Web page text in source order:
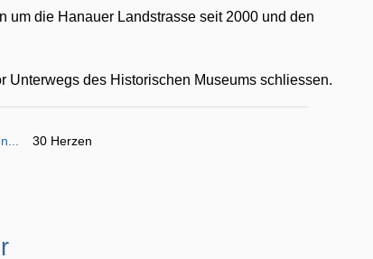
um die Hanauer Landstrasse seit 2000 und den
Unterwegs des Historischen Museums schliessen.
30 Herzen